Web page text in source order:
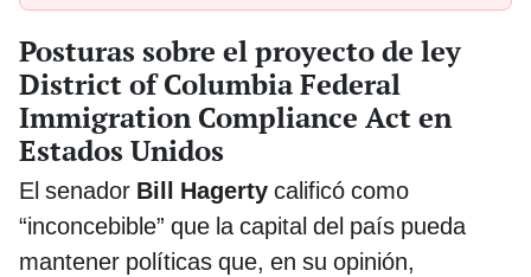
Posturas sobre el proyecto de ley
District of Columbia Federal
Immigration Compliance Act en
Estados Unidos
El senador Bill Hagerty calificó como
“inconcebible” que la capital del país pueda
mantener políticas que, en su opinión,